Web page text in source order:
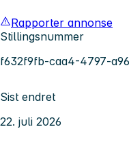
Rapporter annonse
Stillingsnummer
f632f9fb-caa4-4797-
Sist endret
22. juli 2026